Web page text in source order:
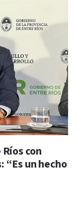
con
“Es un hecho